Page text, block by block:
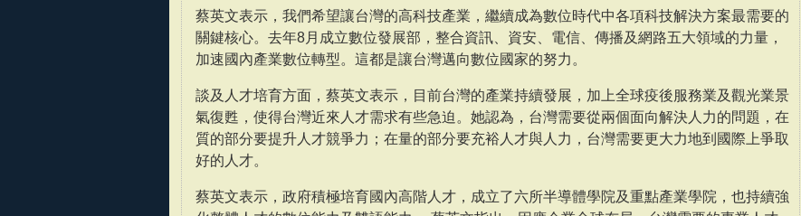
蔡英文表示，我們希望讓台灣的高科技產業，繼續成為數位時代中各項科技解決方案最需要的
關鍵核心。去年8月成立數位發展部，整合資訊、資安、電信、傳播及網路五大領域的力量，
加速國內產業數位轉型。這都是讓台灣邁向數位國家的努力。
談及人才培育方面，蔡英文表示，目前台灣的產業持續發展，加上全球疫後服務業及觀光業景
氣復甦，使得台灣近來人才需求有些急迫。她認為，台灣需要從兩個面向解決人力的問題，在
質的部分要提升人才競爭力；在量的部分要充裕人才與人力，台灣需要更大力地到國際上爭取
好的人才。
蔡英文表示，政府積極培育國內高階人才，成立了六所半導體學院及重點產業學院，也持續強